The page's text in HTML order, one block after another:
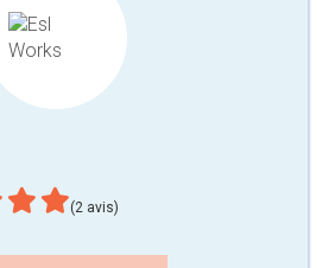
(2 avis)